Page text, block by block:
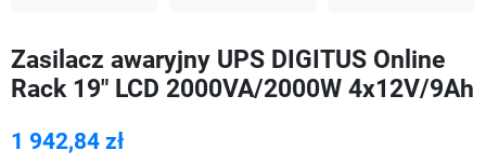
Zasilacz awaryjny UPS DIGITUS Online
Rack 19" LCD 2000VA/2000W 4x12V/9Ah
1 942,84 zł